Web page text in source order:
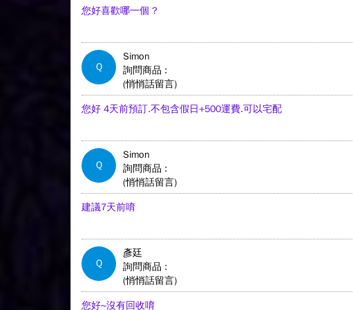
您好喜歡哪一個 ?
Q
Simon
詢問商品 :
(悄悄話留言)
您好 4天前預訂.不包含假日+500運費.可以宅配
Q
Simon
詢問商品 :
(悄悄話留言)
建議7天前唷
Q
彥廷
詢問商品 :
(悄悄話留言)
您好~沒有回收唷